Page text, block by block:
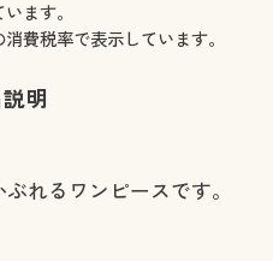
ます。
費税率で表示しています。
明
れるワンピースです。